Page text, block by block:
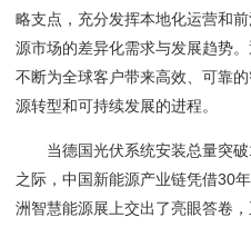
略支点，充分发挥本地化运营和
源市场的差异化需求与发展趋势
不断为全球客户带来高效、可靠
源转型和可持续发展的进程。
当德国光伏系统安装总量突破
之际，中国新能源产业链凭借30
洲智慧能源展上交出了亮眼答卷